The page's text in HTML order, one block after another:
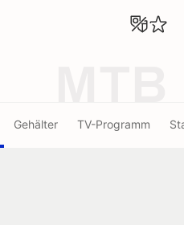
Gehälter TV-Programm